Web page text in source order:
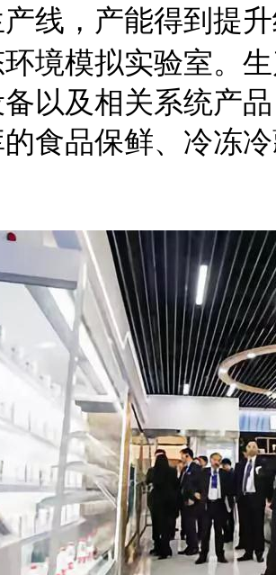
产线，产能得到提
境模拟实验室。
以及相关系统产
食品保鲜、冷冻